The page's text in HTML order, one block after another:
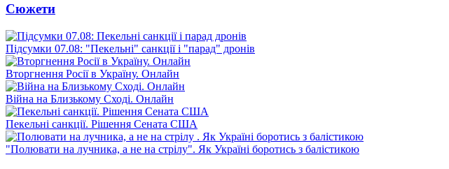
Сюжети
Підсумки 07.08: "Пекельні" санкції і "парад" дронів
Вторгнення Росії в Україну. Онлайн
Війна на Близькому Сході. Онлайн
Пекельні санкції. Рішення Сената США
"Полювати на лучника, а не на стрілу". Як Україні боротись з балістикою